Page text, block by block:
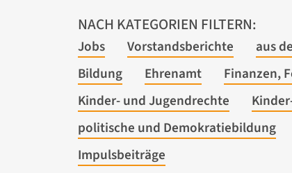
NACH KATEGORIEN FILTERN:
Jobs Vorstandsberichte
aus
Bildung
Ehrenamt Finanzen,
Kinder- und Jugendrechte
politische und Demokratiebildung
Impulsbeiträge